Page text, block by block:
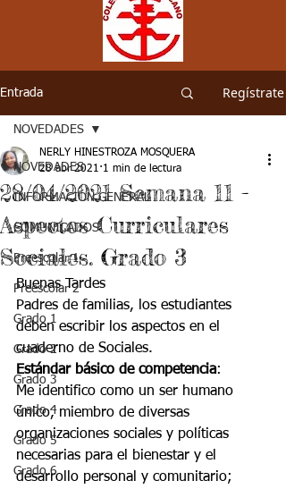
Entrada Regístrate
NOVEDADES
INFORMACIÓN GENERAL
COMUNICADOS
Preescolar 1
Preescolar 2
Grado 1
Grado 2
Grado 3
Grado 4
Grado 5
Grado 6
NOVEDADES
28/04/2021 Semana 11 -
Aspectos Curriculares
Sociales. Grado 3
NERLY HINESTROZA MOSQUERA
28 abr 2021 1 min de lectura
Buenas Tardes
Padres de familias, los estudiantes
deben escribir los aspectos en el
cuaderno de Sociales.
Estándar básico de competencia:
Me identifico como un ser humano
único, miembro de diversas
organizaciones sociales y políticas
necesarias para el bienestar y el
desarrollo personal y comunitario;